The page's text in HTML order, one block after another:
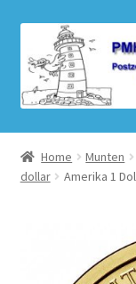
door
naar
navigatie
naar
de
inhoud
Home
Beurzen
Winkelmand
Home Munten
dollar
Amerika 1